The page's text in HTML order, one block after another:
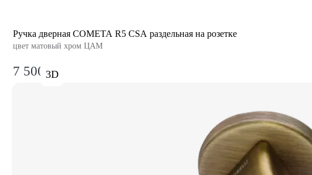
Ручка дверная COMETA R5 CSA раздельная на розетке
цвет матовый хром ЦАМ
7 500₽3D